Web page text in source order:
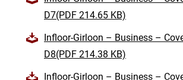
D7(PDF 214.65 KB)
Infloor-Girloon – Business –
D8(PDF 214.38 KB)
Infloor-Girloon – Business –